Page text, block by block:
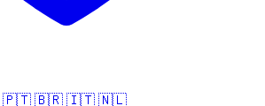
🇵🇹 🇧🇷 🇮🇹 🇳🇱